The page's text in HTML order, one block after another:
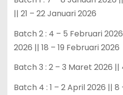
|| 21 – 22 Januari 2026
Batch 2 : 4 – 5 Februari 2026
2026 || 18 – 19 Februari 2026
Batch 3 : 2 – 3 Maret 2026
Batch 4 : 1 – 2 April 2026 || 8